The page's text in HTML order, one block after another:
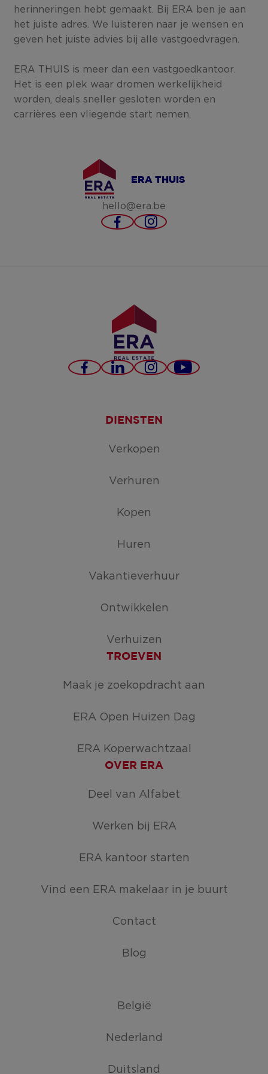
herinneringen hebt gemaakt. Bij ERA ben je aan
het juiste adres. We luisteren naar je wensen en
geven het juiste advies bij alle vastgoedvragen.
ERA THUIS is meer dan een vastgoedkantoor.
Het is een plek waar dromen werkelijkheid
worden, deals sneller gesloten worden en
carrières een vliegende start nemen.
ERA THUIS
hello@era.be
https://https://
Facebook
LinkedInInstagramYouTube
DIENSTEN
Verkopen
Verhuren
Kopen
Huren
Vakantieverhuur
Ontwikkelen
Verhuizen
TROEVEN
Maak je zoekopdracht aan
ERA Open Huizen Dag
ERA Koperwachtzaal
OVER ERA
Deel van Alfabet
Werken bij ERA
ERA kantoor starten
Vind een ERA makelaar in je buurt
Contact
Blog
België
Nederland
Duitsland